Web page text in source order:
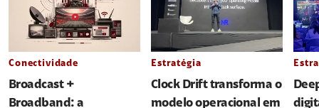
Conectividade
Broadcast +
Broadband: a
Estratégia
Clock Drift transforma o
modelo operacional em